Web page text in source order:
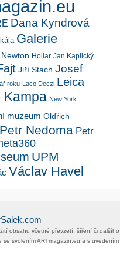
Dana Kyndrová
Galerie
Hollar Jan Kaplický
Jiří Stach Josef
roku Laco Deczi Leica
Kampa New York
muzeum Oldřich
Petr Nedoma Petr
UPM
Václav Havel
obsahu včetně převzetí, šíření či dalšího
svolením ​ARTmagazin.eu​ ​a s uvedením